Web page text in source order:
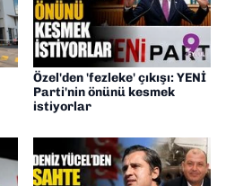
Özel'den 'fezleke' çıkışı: YENİ
Parti'nin önünü kesmek
istiyorlar